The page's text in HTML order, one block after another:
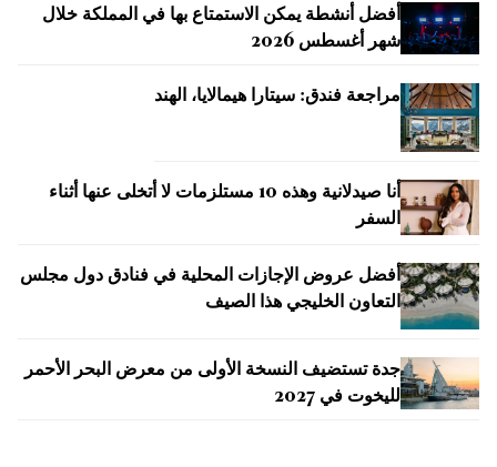
أفضل أنشطة يمكن الاستمتاع بها في المملكة خلال
شهر أغسطس 2026
مراجعة فندق: سيتارا هيمالايا، الهند
أنا صيدلانية وهذه 10 مستلزمات لا أتخلى عنها أثناء
السفر
أفضل عروض الإجازات المحلية في فنادق دول مجلس
التعاون الخليجي هذا الصيف
جدة تستضيف النسخة الأولى من معرض البحر الأحمر
لليخوت في 2027